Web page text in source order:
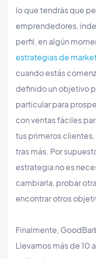
lo que tendrás que
emprendedores,
perfil, en algún
estrategias de
cuando estás
definido un objetivo
particular para
con ventas fáciles
tus primeros
tras más. Por
estrategia no es
cambiarla, probar
encontrar otros
Finalmente,
Llevamos más de 10